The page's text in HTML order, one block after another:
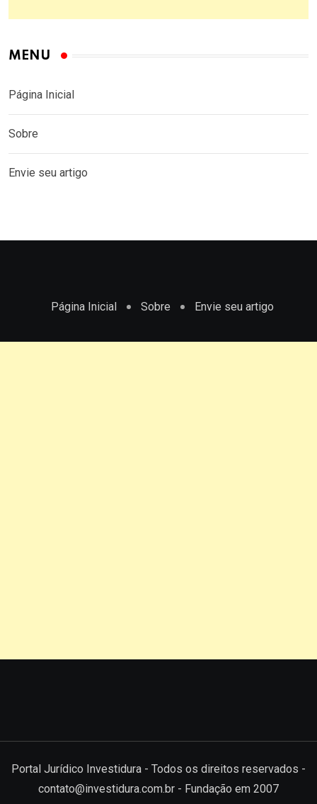
MENU
Página Inicial
Sobre
Envie seu artigo
Página Inicial Sobre Envie seu artigo
Portal Jurídico Investidura - Todos os direitos reservados -
contato@investidura.com.br - Fundação em 2007